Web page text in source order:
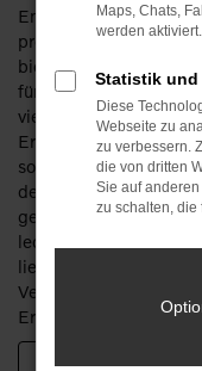
Entdecken Sie die
profitieren Sie von
bieten Ihnen
für die Hersteller
vielen Jahren eine
Ersatzteillager ist
sowohl zum reinen
den
gewünschte Ersatzteil
lediglich 24 Stunden,
liefern. Unser
Verkauf von Neuware,
Ersatzteilen von Volvo.
ZUM
Maps, Chats,
werden aktiviert.
Statistik und
Diese
Webseite zu
zu verbessern.
die von dritten
Sie auf
zu schalten, die